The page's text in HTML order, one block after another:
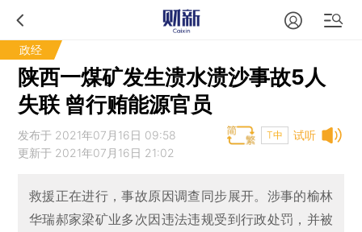
政经
陕西一煤矿发生溃水溃沙事故5人
失联 曾行贿能源官员
试听
发布于 2021年07月16日 09:58
更新于 2021年07月16日 21:02
T中
救援正在进行，事故原因调查同步展开。涉事的榆林
华瑞郝家梁矿业多次因违法违规受到行政处罚，并被